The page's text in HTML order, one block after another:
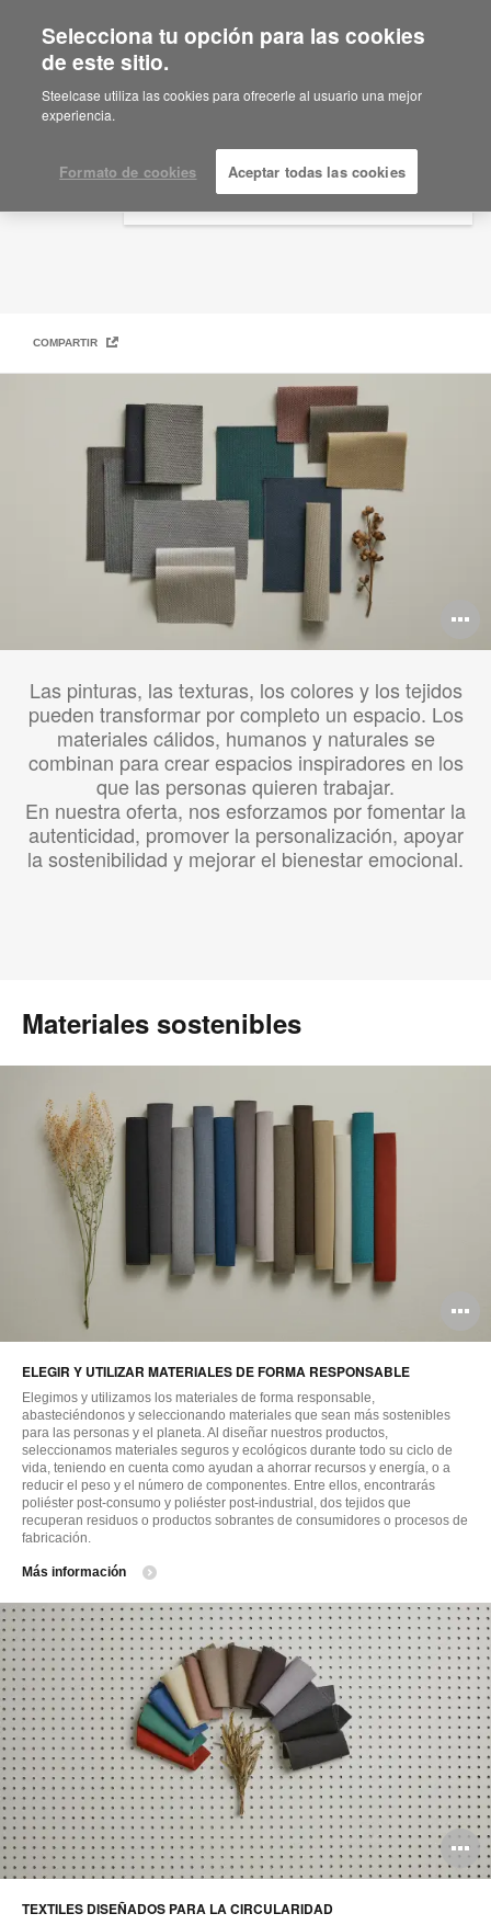
Are you in United States?
Would you like to see Products we sell in
your region?
English
Español
Acabados
COMPARTIR
Las pinturas, las texturas, los colores y los tejidos
pueden transformar por completo un espacio. Los
materiales cálidos, humanos y naturales se
combinan para crear espacios inspiradores en los
que las personas quieren trabajar.
En nuestra oferta, nos esforzamos por fomentar la
autenticidad, promover la personalización, apoyar
la sostenibilidad y mejorar el bienestar emocional.
Materiales sostenibles
ELEGIR Y UTILIZAR MATERIALES DE FORMA RESPONSABLE
Elegimos y utilizamos los materiales de forma responsable,
abasteciéndonos y seleccionando materiales que sean más sostenibles
para las personas y el planeta. Al diseñar nuestros productos,
seleccionamos materiales seguros y ecológicos durante todo su ciclo de
vida, teniendo en cuenta como ayudan a ahorrar recursos y energía, o a
reducir el peso y el número de componentes. Entre ellos, encontrarás
poliéster post-consumo y poliéster post-industrial, dos tejidos que
recuperan residuos o productos sobrantes de consumidores o procesos de
fabricación.
Más información
TEXTILES DISEÑADOS PARA LA CIRCULARIDAD
Selecciona tu opción para las cookies
de este sitio.
Steelcase utiliza las cookies para ofrecerle al usuario una mejor
experiencia.
Formato de cookies Aceptar todas las cookies